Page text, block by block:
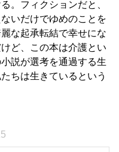
。フィクションだと、
いだけでゆめのことを
な起承転結で幸せにな
ど、この本は介護とい
説が選考を通過する生
ちは生きているという